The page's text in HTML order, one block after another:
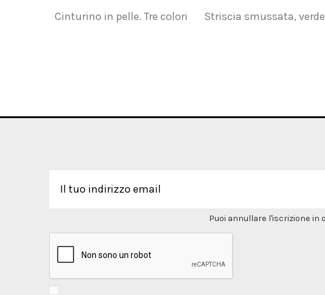
Cinturino in pelle. Tre colori Striscia smussata, verde
Puoi annullare l'iscrizione in